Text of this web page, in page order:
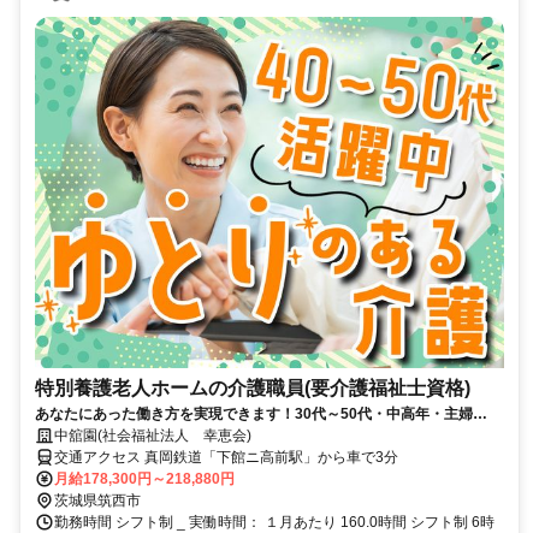
特別養護老人ホームの介護職員(要介護福祉士資格)
あなたにあった働き方を実現できます！30代～50代・中高年・主婦
（夫）多数活躍中！
中舘園(社会福祉法人 幸恵会)
交通アクセス 真岡鉄道「下館ニ高前駅」から車で3分
月給178,300円～218,880円
茨城県筑西市
勤務時間 シフト制 _ 実働時間： １月あたり 160.0時間 シフト制 6時